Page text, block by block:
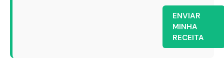
ENVIAR
MINHA
RECEITA